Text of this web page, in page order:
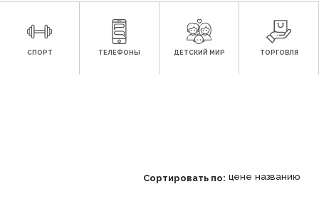
СПОРТ ТЕЛЕФОНЫ ДЕТСКИЙ МИР ТОРГОВЛЯ
Сортировать по: цене названию